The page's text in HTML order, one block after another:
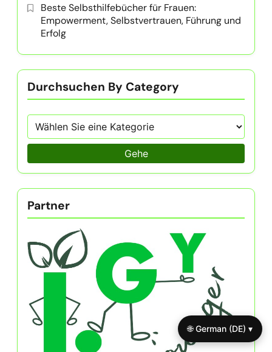
Beste Selbsthilfebücher für Frauen:
Empowerment, Selbstvertrauen, Führung und
Erfolg
Durchsuchen By Category
Gehe
Partner
🌐 German (DE) ▾